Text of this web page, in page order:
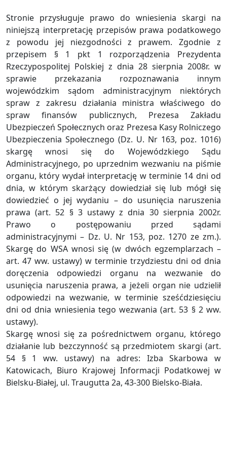
Stronie przysługuje prawo do wniesienia skargi na
niniejszą interpretację przepisów prawa podatkowego
z powodu jej niezgodności z prawem. Zgodnie z
przepisem § 1 pkt 1 rozporządzenia Prezydenta
Rzeczypospolitej Polskiej z dnia 28 sierpnia 2008r. w
sprawie przekazania rozpoznawania innym
wojewódzkim sądom administracyjnym niektórych
spraw z zakresu działania ministra właściwego do
spraw finansów publicznych, Prezesa Zakładu
Ubezpieczeń Społecznych oraz Prezesa Kasy Rolniczego
Ubezpieczenia Społecznego (Dz. U. Nr 163, poz. 1016)
skargę wnosi się do Wojewódzkiego Sądu
Administracyjnego, po uprzednim wezwaniu na piśmie
organu, który wydał interpretację w terminie 14 dni od
dnia, w którym skarżący dowiedział się lub mógł się
dowiedzieć o jej wydaniu – do usunięcia naruszenia
prawa (art. 52 § 3 ustawy z dnia 30 sierpnia 2002r.
Prawo o postępowaniu przed sądami
administracyjnymi – Dz. U. Nr 153, poz. 1270 ze zm.).
Skargę do WSA wnosi się (w dwóch egzemplarzach –
art. 47 ww. ustawy) w terminie trzydziestu dni od dnia
doręczenia odpowiedzi organu na wezwanie do
usunięcia naruszenia prawa, a jeżeli organ nie udzielił
odpowiedzi na wezwanie, w terminie sześćdziesięciu
dni od dnia wniesienia tego wezwania (art. 53 § 2 ww.
ustawy).
Skargę wnosi się za pośrednictwem organu, którego
działanie lub bezczynność są przedmiotem skargi (art.
54 § 1 ww. ustawy) na adres: Izba Skarbowa w
Katowicach, Biuro Krajowej Informacji Podatkowej w
Bielsku-Białej, ul. Traugutta 2a, 43-300 Bielsko-Biała.